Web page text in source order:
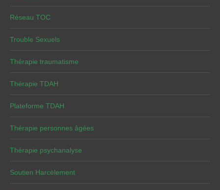
Réseau TOC
Trouble Sexuels
Thérapie traumatisme
Thérapie TDAH
Plateforme TDAH
Thérapie personnes âgées
Thérapie psychanalyse
Soutien Harcèlement